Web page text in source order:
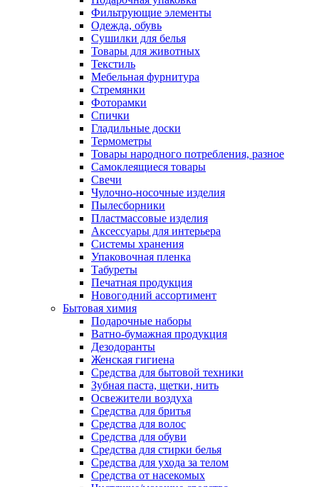
Фильтрующие элементы
Одежда, обувь
Сушилки для белья
Товары для животных
Текстиль
Мебельная фурнитура
Стремянки
Фоторамки
Спички
Гладильные доски
Термометры
Товары народного потребления, разное
Самоклеящиеся товары
Свечи
Чулочно-носочные изделия
Пылесборники
Пластмассовые изделия
Аксессуары для интерьера
Системы хранения
Упаковочная пленка
Табуреты
Печатная продукция
Новогодний ассортимент
Бытовая химия
Подарочные наборы
Ватно-бумажная продукция
Дезодоранты
Женская гигиена
Средства для бытовой техники
Зубная паста, щетки, нить
Освежители воздуха
Средства для бритья
Средства для волос
Средства для обуви
Средства для стирки белья
Средства для ухода за телом
Средства от насекомых